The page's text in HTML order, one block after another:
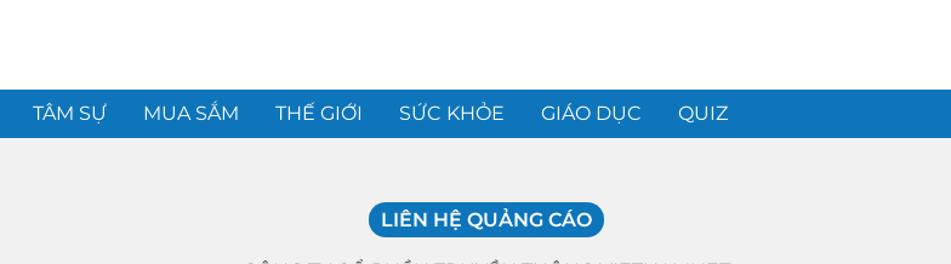
TÂM SỰ MUA SẮM THẾ GIỚI SỨC KHỎE GIÁO DỤC QUIZ
LIÊN HỆ QUẢNG CÁO